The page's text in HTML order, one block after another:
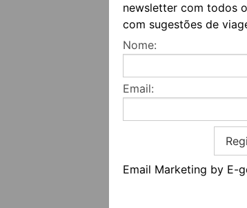
newsletter com todos
com sugestões de
Nome:
Email:
Email Marketing by E-
REDES SOCIAIS
Contactos